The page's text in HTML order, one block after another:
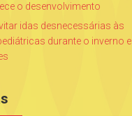
o desenvolvimento
idas desnecessárias às
durante o inverno e